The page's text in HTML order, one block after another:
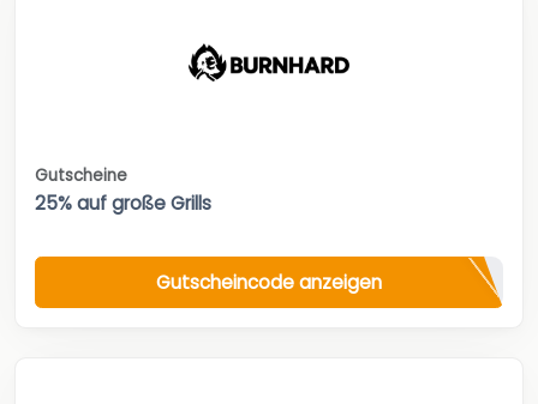
Gutscheine
25% auf große Grills
Gutscheincode anzeigen